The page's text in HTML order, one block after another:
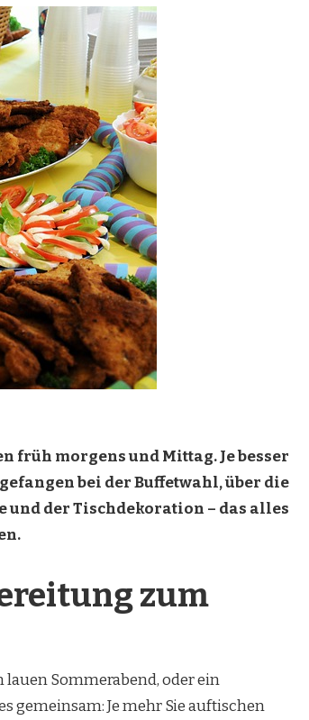
früh morgens und Mittag. Je besser
bei der Buffetwahl, über die
und der Tischdekoration – das alles
zum
Sommerabend, oder ein
gemeinsam: Je mehr Sie auftischen